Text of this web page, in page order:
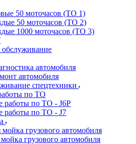
50 моточасов (ТО 1)
50 моточасов (ТО 2)
1000 моточасов (ТО 3)
обслуживание
автомобиля
автомобиля
спецтехники
по ТО
работы по ТО - J6P
работы по ТО - J7
грузового автомобиля
грузового автомобиля